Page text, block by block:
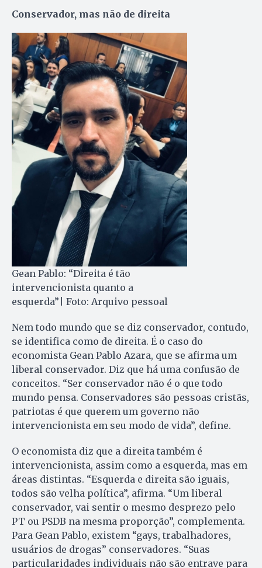
Conservador, mas não de direita
Gean Pablo: “Direita é tão
intervencionista quanto a
esquerda”| Foto: Arquivo pessoal
Nem todo mundo que se diz conservador, contudo,
se identifica como de direita. É o caso do
economista Gean Pablo Azara, que se afirma um
liberal conservador. Diz que há uma confusão de
conceitos. “Ser conservador não é o que todo
mundo pensa. Conservadores são pessoas cristãs,
patriotas é que querem um governo não
intervencionista em seu modo de vida”, define.
O economista diz que a direita também é
intervencionista, assim como a esquerda, mas em
áreas distintas. “Esquerda e direita são iguais,
todos são velha política”, afirma. “Um liberal
conservador, vai sentir o mesmo desprezo pelo
PT ou PSDB na mesma proporção”, complementa.
Para Gean Pablo, existem “gays, trabalhadores,
usuários de drogas” conservadores. “Suas
particularidades individuais não são entrave para